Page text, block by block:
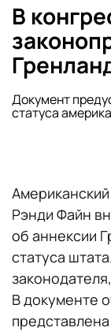
В
Документ
статуса
Рэнди Файн
об аннексии
статуса
законодателя,
В документе